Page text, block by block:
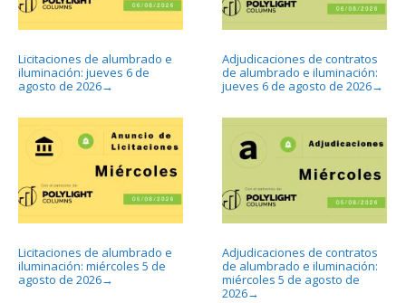
Licitaciones de alumbrado e
iluminación: jueves 6 de
agosto de 2026→
Adjudicaciones de contratos
de alumbrado e iluminación:
jueves 6 de agosto de 2026→
Licitaciones de alumbrado e
iluminación: miércoles 5 de
agosto de 2026→
Adjudicaciones de contratos
de alumbrado e iluminación:
miércoles 5 de agosto de
2026→